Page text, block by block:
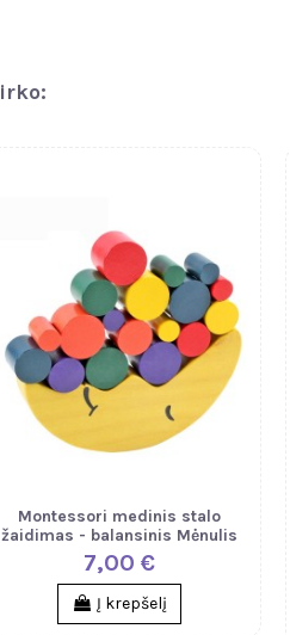
Montessori medinis stalo
žaidimas - balansinis Mėnulis
7,00 €
Į krepšelį